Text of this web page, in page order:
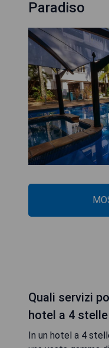
Paradiso
Quali servizi
hotel a 4
In un hotel a 4